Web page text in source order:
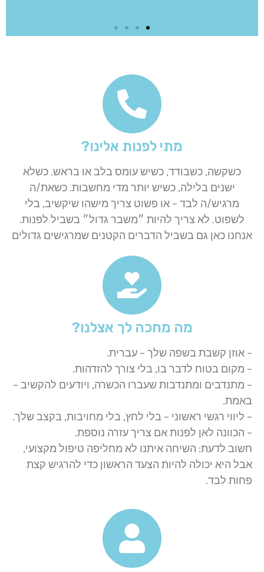
אנחנו זמינים גם
בשעות הבוקר!
ימי שלישי וחמישי
בין 10:00-12:00
מתי לפנות אלינו?
כשקשה, כשבודד, כשיש עומס בלב או בראש. כשלא
ישנים בלילה, כשיש יותר מדי מחשבות. כשאת/ה
מרגיש/ה לבד – או פשוט צריך מישהו שיקשיב, בלי
לשפוט. לא צריך להיות ״משבר גדול״ בשביל לפנות.
אנחנו כאן גם בשביל הדברים הקטנים שמרגישים גדולים
מה מחכה לך אצלנו?
– אוזן קשבת בשפה שלך – עברית.
– מקום בטוח לדבר בו, בלי צורך להזדהות.
– מתנדבים ומתנדבות שעברו הכשרה, ויודעים להקשיב –
באמת.
– ליווי רגשי ראשוני – בלי לחץ, בלי מחויבות, בקצב שלך.
– הכוונה לאן לפנות אם צריך עזרה נוספת.
חשוב לדעת: השיחה איתנו לא מחליפה טיפול מקצועי,
אבל היא יכולה להיות הצעד הראשון כדי להרגיש קצת
פחות לבד.